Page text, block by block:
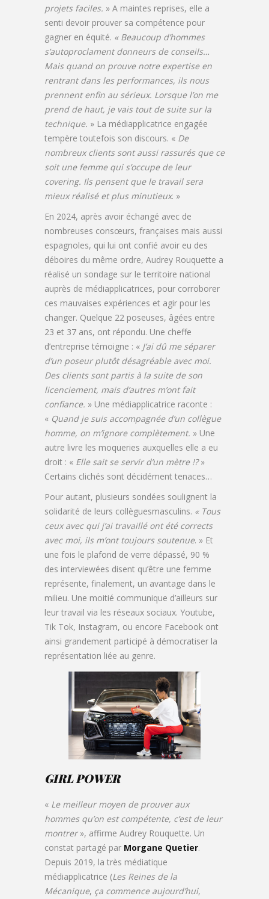
projets faciles. » A maintes reprises, elle a
senti devoir prouver sa compétence pour
gagner en équité. « Beaucoup d’hommes
s’autoproclament donneurs de conseils…
Mais quand on prouve notre expertise en
rentrant dans les performances, ils nous
prennent enfin au sérieux. Lorsque l’on me
prend de haut, je vais tout de suite sur la
technique. » La médiapplicatrice engagée
tempère toutefois son discours. « De
nombreux clients sont aussi rassurés que ce
soit une femme qui s’occupe de leur
covering. Ils pensent que le travail sera
mieux réalisé et plus minutieux. »
En 2024, après avoir échangé avec de
nombreuses consœurs, françaises mais aussi
espagnoles, qui lui ont confié avoir eu des
déboires du même ordre, Audrey Rouquette a
réalisé un sondage sur le territoire national
auprès de médiapplicatrices, pour corroborer
ces mauvaises expériences et agir pour les
changer. Quelque 22 poseuses, âgées entre
23 et 37 ans, ont répondu. Une cheffe
d’entreprise témoigne : « J’ai dû me séparer
d’un poseur plutôt désagréable avec moi.
Des clients sont partis à la suite de son
licenciement, mais d’autres m’ont fait
confiance. » Une médiapplicatrice raconte :
« Quand je suis accompagnée d’un collègue
homme, on m’ignore complètement. » Une
autre livre les moqueries auxquelles elle a eu
droit : « Elle sait se servir d’un mètre !?»
Certains clichés sont décidément tenaces…
Pour autant, plusieurs sondées soulignent la
solidarité de leurs collèguesmasculins. « Tous
ceux avec qui j’ai travaillé ont été corrects
avec moi, ils m’ont toujours soutenue. » Et
une fois le plafond de verre dépassé, 90 %
des interviewées disent qu’être une femme
représente, finalement, un avantage dans le
milieu. Une moitié communique d’ailleurs sur
leur travail via les réseaux sociaux. Youtube,
Tik Tok, Instagram, ou encore Facebook ont
ainsi grandement participé à démocratiser la
représentation liée au genre.
GIRL POWER
« Le meilleur moyen de prouver aux
hommes qu’on est compétente, c’est de leur
montrer», affirme Audrey Rouquette. Un
constat partagé par Morgane Quetier.
Depuis 2019, la très médiatique
médiapplicatrice (Les Reines de la
Mécanique, ça commence aujourd’hui,